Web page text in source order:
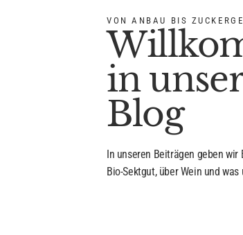
VON ANBAU BIS
in
Blog
In unseren Beiträgen geben
Bio-Sektgut, über Wein und